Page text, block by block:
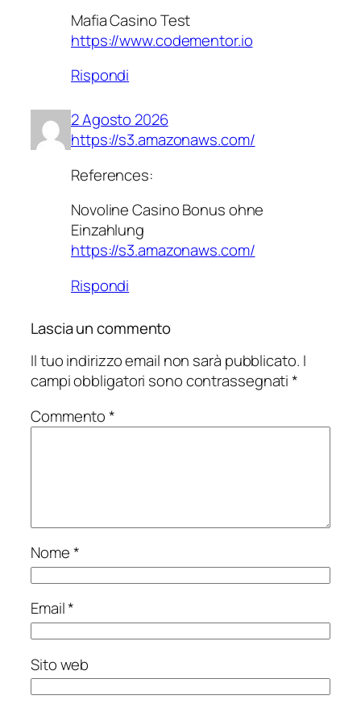
Mafia Casino Test
https://www.codementor.io
Rispondi
2 Agosto 2026
https://s3.amazonaws.com/
References:
Novoline Casino Bonus ohne
Einzahlung
https://s3.amazonaws.com/
Rispondi
Lascia un commento
Il tuo indirizzo email non sarà pubblicato. I
campi obbligatori sono contrassegnati*
Commento*
Nome*
Email*
Sito web